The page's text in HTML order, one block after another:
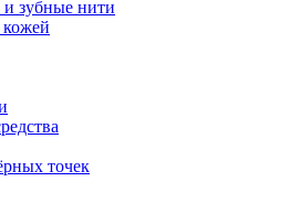
зубные нити
кожей
точек